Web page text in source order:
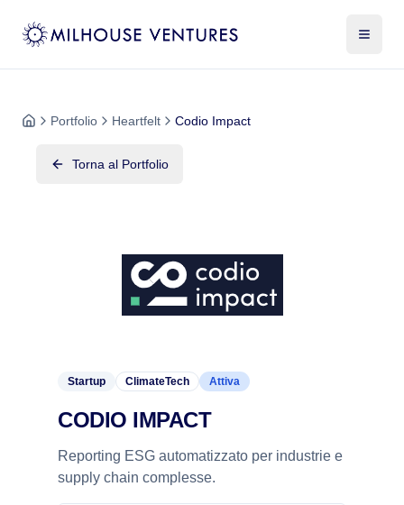
Portfolio Heartfelt Codio Impact
Torna al Portfolio
Startup ClimateTech Attiva
CODIO IMPACT
Reporting ESG automatizzato per industrie e
supply chain complesse.